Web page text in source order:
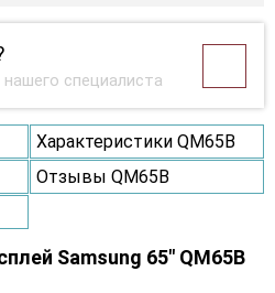
специалиста
Характеристики QM65B
Отзывы QM65B
Samsung 65" QM65B